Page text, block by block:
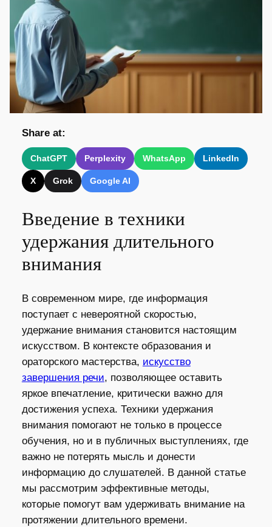
Share at:
ChatGPT Perplexity WhatsApp LinkedIn
X Grok Google AI
Введение в техники
удержания длительного
внимания
В современном мире, где информация
поступает с невероятной скоростью,
удержание внимания становится настоящим
искусством. В контексте образования и
ораторского мастерства, искусство
завершения речи, позволяющее оставить
яркое впечатление, критически важно для
достижения успеха. Техники удержания
внимания помогают не только в процессе
обучения, но и в публичных выступлениях, где
важно не потерять мысль и донести
информацию до слушателей. В данной статье
мы рассмотрим эффективные методы,
которые помогут вам удерживать внимание на
протяжении длительного времени.